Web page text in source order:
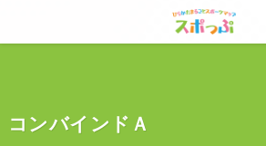
コンバインドＡ